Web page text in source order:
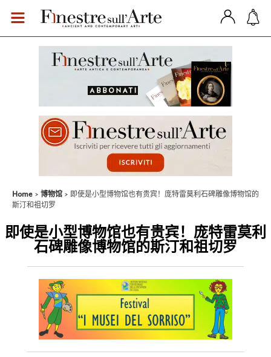
Home 博物馆
即使是小型博物馆也有贵宾！庞特雷莫利石碑雕像博物馆的
斯汀和祖切罗
即使是小型博物馆也有贵宾！庞特雷莫利
石碑雕像博物馆的斯汀和祖切罗